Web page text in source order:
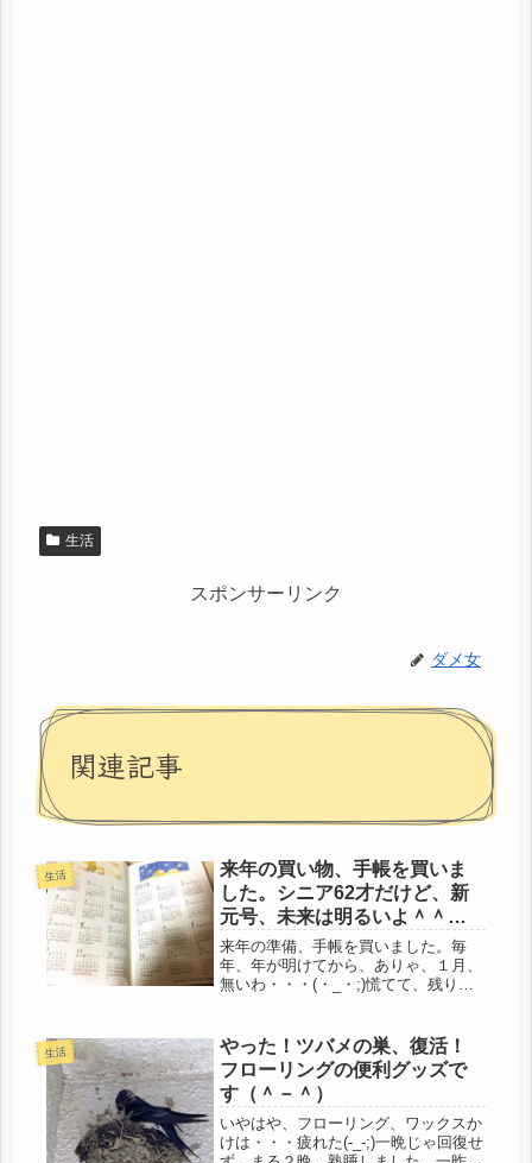
生活
スポンサーリンク
ダメ女
関連記事
生活
来年の買い物、手帳を買いま
した。シニア62才だけど、新
元号、未来は明るいよ＾＾母
弁当、シーチキン巻き。
来年の準備、手帳を買いました。毎
年、年が明けてから、ありゃ、１月、
無いわ・・・(・_・;)慌てて、残り物
ら始まるのじゃなく、前年の10月から
始まってますね。なんでだろう。1...
生活
やった！ツバメの巣、復活！
フローリングの便利グッズで
す（＾－＾）
いやはや、フローリング、ワックスか
けは・・・疲れた(-_-;)一晩じゃ回復せ